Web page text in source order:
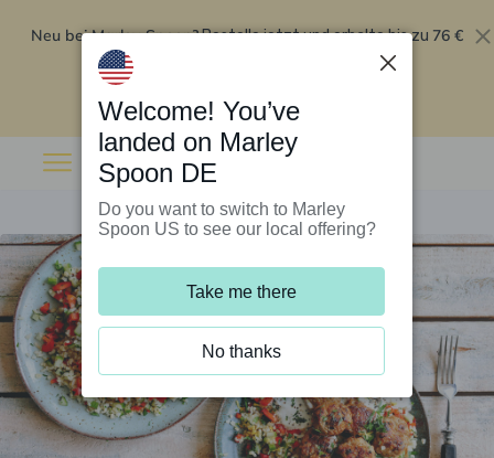
Neu bei Marley Spoon?Bestelle jetzt und erhalte bis zu 76 €
Rabatt auf deine ersten fünf Boxen
Welcome! You’ve
landed on Marley
Spoon DE
Do you want to switch to Marley
Spoon US to see our local offering?
Take me there
No thanks